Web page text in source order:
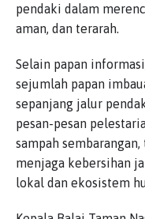
pendaki dalam
aman, dan terarah.
Selain papan
sejumlah papan
sepanjang jalur
pesan-pesan
sampah
menjaga kebersihan
lokal dan ekosistem